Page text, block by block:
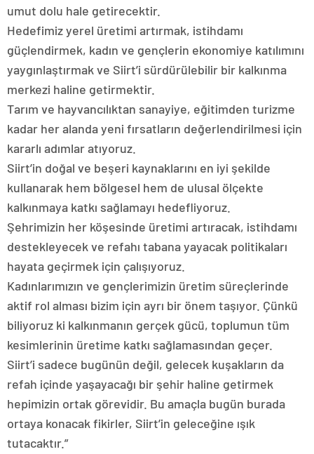
umut dolu hale getirecektir.
Hedefimiz yerel üretimi artırmak, istihdamı
güçlendirmek, kadın ve gençlerin ekonomiye katılımını
yaygınlaştırmak ve Siirt’i sürdürülebilir bir kalkınma
merkezi haline getirmektir.
Tarım ve hayvancılıktan sanayiye, eğitimden turizme
kadar her alanda yeni fırsatların değerlendirilmesi için
kararlı adımlar atıyoruz.
Siirt’in doğal ve beşeri kaynaklarını en iyi şekilde
kullanarak hem bölgesel hem de ulusal ölçekte
kalkınmaya katkı sağlamayı hedefliyoruz.
Şehrimizin her köşesinde üretimi artıracak, istihdamı
destekleyecek ve refahı tabana yayacak politikaları
hayata geçirmek için çalışıyoruz.
Kadınlarımızın ve gençlerimizin üretim süreçlerinde
aktif rol alması bizim için ayrı bir önem taşıyor. Çünkü
biliyoruz ki kalkınmanın gerçek gücü, toplumun tüm
kesimlerinin üretime katkı sağlamasından geçer.
Siirt’i sadece bugünün değil, gelecek kuşakların da
refah içinde yaşayacağı bir şehir haline getirmek
hepimizin ortak görevidir. Bu amaçla bugün burada
ortaya konacak fikirler, Siirt’in geleceğine ışık
tutacaktır.”